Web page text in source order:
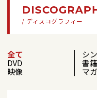
RAVE☆塾vol.19 「宣聖
ョーな校則の迷宮で覚
楽園(エデン)を目指す！
2025/08/11
「RAVE☆塾スーパー大
/ ディスコグラフィー
全て シ
DVD 書籍
映像 マ